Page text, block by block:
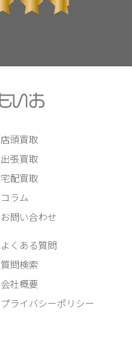
店頭買取
出張買取
宅配買取
コラム
お問い合わせ
よくある質問
質問検索
会社概要
プライバシーポリシー